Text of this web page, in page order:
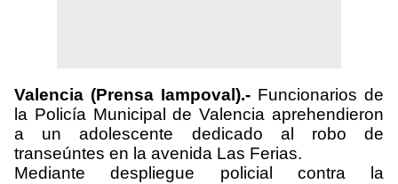
Valencia (Prensa Iampoval).- Funcionarios de
la Policía Municipal de Valencia aprehendieron
a un adolescente dedicado al robo de
transeúntes en la avenida Las Ferias.
Mediante despliegue policial contra la